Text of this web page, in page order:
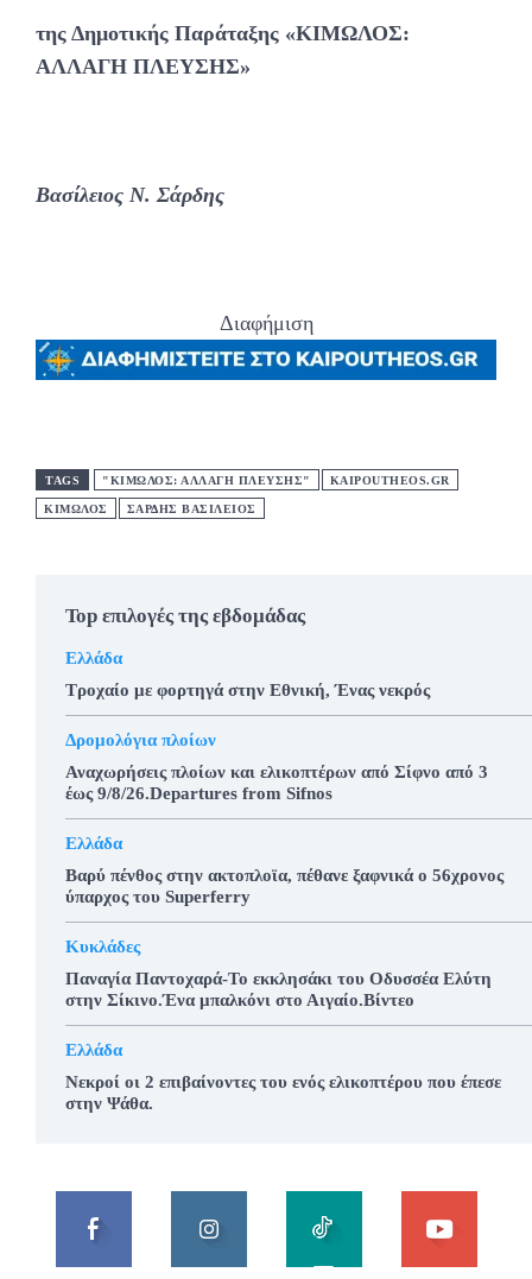
της Δημοτικής Παράταξης «ΚΙΜΩΛΟΣ:
ΑΛΛΑΓΗ ΠΛΕΥΣΗΣ»
Βασίλειος Ν. Σάρδης
Διαφήμιση
TAGS "ΚΊΜΩΛΟΣ: ΑΛΛΑΓΉ ΠΛΕΎΣΗΣ" KAIPOUTHEOS.GR
ΚΊΜΩΛΟΣ ΣΑΡΔΗΣ ΒΑΣΙΛΕΙΟΣ
Top επιλογές της εβδομάδας
Ελλάδα
Τροχαίο με φορτηγά στην Εθνική, Ένας νεκρός
Δρομολόγια πλοίων
Αναχωρήσεις πλοίων και ελικοπτέρων από Σίφνο από 3
έως 9/8/26.Departures from Sifnos
Ελλάδα
Βαρύ πένθος στην ακτοπλοϊα, πέθανε ξαφνικά ο 56χρονος
ύπαρχος του Superferry
Κυκλάδες
Παναγία Παντοχαρά-Το εκκλησάκι του Οδυσσέα Ελύτη
στην Σίκινο.Ένα μπαλκόνι στο Αιγαίο.Βίντεο
Ελλάδα
Νεκροί οι 2 επιβαίνοντες του ενός ελικοπτέρου που έπεσε
στην Ψάθα.